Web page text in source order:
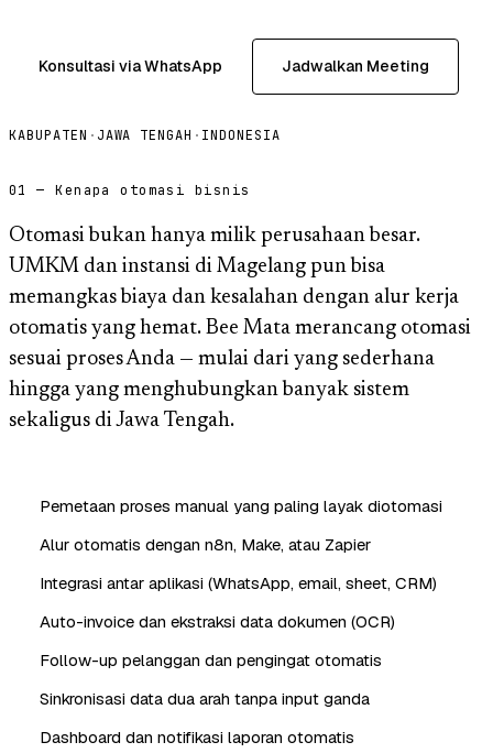
Konsultasi via WhatsApp Jadwalkan Meeting
KABUPATEN · JAWA TENGAH · INDONESIA
01 — Kenapa otomasi bisnis
Otomasi bukan hanya milik perusahaan besar.
UMKM dan instansi di Magelang pun bisa
memangkas biaya dan kesalahan dengan alur kerja
otomatis yang hemat. Bee Mata merancang otomasi
sesuai proses Anda — mulai dari yang sederhana
hingga yang menghubungkan banyak sistem
sekaligus di Jawa Tengah.
Pemetaan proses manual yang paling layak diotomasi
Alur otomatis dengan n8n, Make, atau Zapier
Integrasi antar aplikasi (WhatsApp, email, sheet, CRM)
Auto-invoice dan ekstraksi data dokumen (OCR)
Follow-up pelanggan dan pengingat otomatis
Sinkronisasi data dua arah tanpa input ganda
Dashboard dan notifikasi laporan otomatis